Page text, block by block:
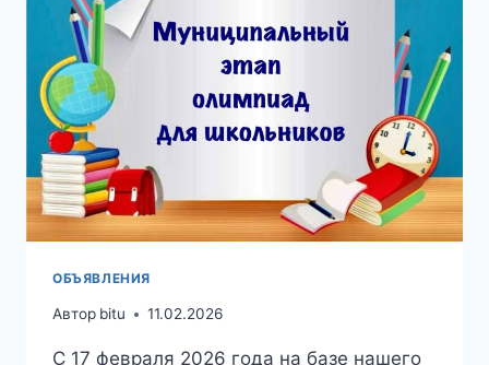
ОБУЧЕНИЯ
ОБЪЯВЛЕНИЯ
Автор bitu 11.02.2026
С 17 февраля 2026 года на базе нашего